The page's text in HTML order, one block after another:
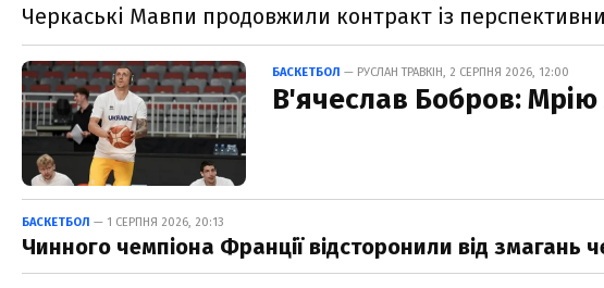
Черкаські Мавпи продовжили контракт із
БАСКЕТБОЛ — РУСЛАН ТРАВКІН, 2 СЕРПНЯ 2026, 12:00
В'ячеслав Бобров: Мрію
БАСКЕТБОЛ — 1 СЕРПНЯ 2026, 20:13
Чинного чемпіона Франції відсторонили від змагань